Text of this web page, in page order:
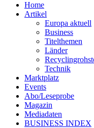
Home
Artikel
Europa aktuell
Business
Titelthemen
Länder
Technik
Marktplatz
Events
Abo/Leseprobe
Magazin
Mediadaten
BUSINESS INDEX